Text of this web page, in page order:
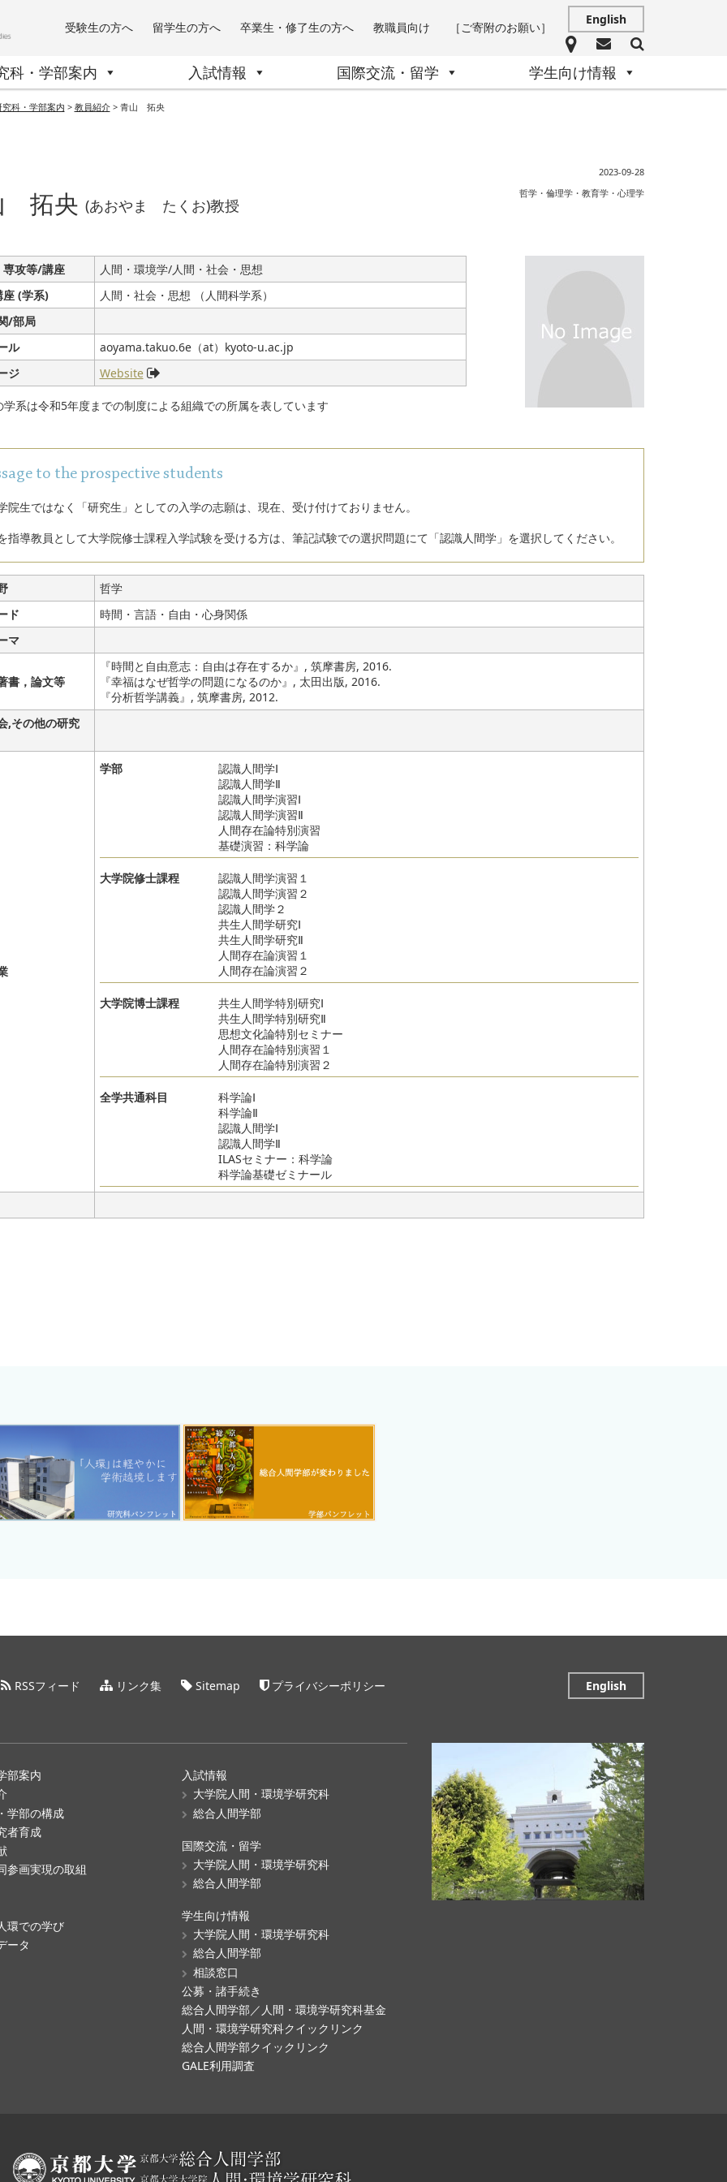
受験生の方へ 留学生の方へ 卒業生・修了生の方へ 教職員向け ［ご寄附のお願い］
English
科・学部案内 入試情報 国際交流・留学 学生向け情報
究科・学部案内 > 教員紹介> 青山 拓央
拓央 (あおやま たくお)教授
2023-09-28
哲学・倫理学・教育学・心理学
専攻等/講座
人間・環境学/人間・社会・思想
(学系)
人間・社会・思想 （人間科学系）
/部局
ル
aoyama.takuo.6e（at）kyoto-u.ac.jp
ジ
Website
系は令和5年度までの制度による組織での所属を表しています
to the prospective students
院生ではなく「研究生」としての入学の志願は、現在、受け付けておりません。
指導教員として大学院修士課程入学試験を受ける方は、筆記試験での選択問題にて「認識人間学」を選択してください。
哲学
ド
時間・言語・自由・心身関係
マ
書，論文等
『時間と自由意志：自由は存在するか』, 筑摩書房, 2016.
『幸福はなぜ哲学の問題になるのか』, 太田出版, 2016.
『分析哲学講義』, 筑摩書房, 2012.
,その他の研究
学部
認識人間学Ⅰ
認識人間学Ⅱ
認識人間学演習Ⅰ
認識人間学演習Ⅱ
人間存在論特別演習
基礎演習：科学論
大学院修士課程
認識人間学演習１
認識人間学演習２
認識人間学２
共生人間学研究Ⅰ
共生人間学研究Ⅱ
人間存在論演習１
人間存在論演習２
大学院博士課程
共生人間学特別研究Ⅰ
共生人間学特別研究Ⅱ
思想文化論特別セミナー
人間存在論特別演習１
人間存在論特別演習２
全学共通科目
科学論Ⅰ
科学論Ⅱ
認識人間学Ⅰ
認識人間学Ⅱ
ILASセミナー：科学論
科学論基礎ゼミナール
RSSフィード リンク集 Sitemap プライバシーポリシー English
部案内
学部の構成
者育成
参画実現の取組
環での学び
ータ
入試情報
大学院人間・環境学研究科
総合人間学部
国際交流・留学
大学院人間・環境学研究科
総合人間学部
学生向け情報
大学院人間・環境学研究科
総合人間学部
相談窓口
公募・諸手続き
総合人間学部／人間・環境学研究科基金
人間・環境学研究科クイックリンク
総合人間学部クイックリンク
GALE利用調査